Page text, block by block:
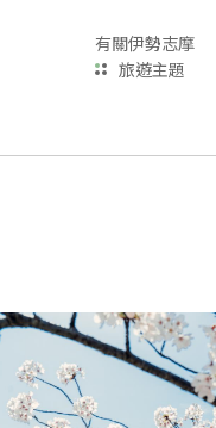
有關伊勢志摩
旅遊主題